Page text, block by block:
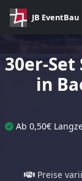
JB EventBau
30er-
in
Ab 0,50€
Preise